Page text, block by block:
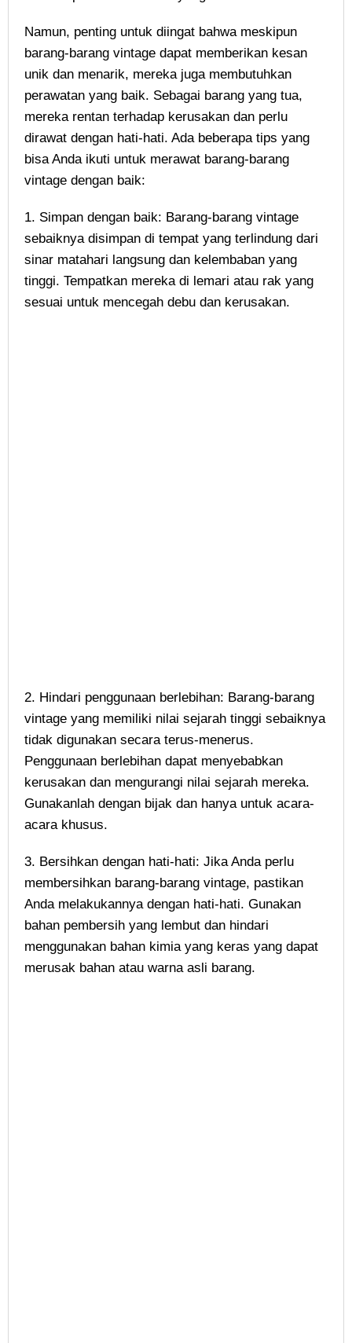
Namun, penting untuk diingat bahwa meskipun
barang-barang vintage dapat memberikan kesan
unik dan menarik, mereka juga membutuhkan
perawatan yang baik. Sebagai barang yang tua,
mereka rentan terhadap kerusakan dan perlu
dirawat dengan hati-hati. Ada beberapa tips yang
bisa Anda ikuti untuk merawat barang-barang
vintage dengan baik:
1. Simpan dengan baik: Barang-barang vintage
sebaiknya disimpan di tempat yang terlindung dari
sinar matahari langsung dan kelembaban yang
tinggi. Tempatkan mereka di lemari atau rak yang
sesuai untuk mencegah debu dan kerusakan.
2. Hindari penggunaan berlebihan: Barang-barang
vintage yang memiliki nilai sejarah tinggi sebaiknya
tidak digunakan secara terus-menerus.
Penggunaan berlebihan dapat menyebabkan
kerusakan dan mengurangi nilai sejarah mereka.
Gunakanlah dengan bijak dan hanya untuk acara-
acara khusus.
3. Bersihkan dengan hati-hati: Jika Anda perlu
membersihkan barang-barang vintage, pastikan
Anda melakukannya dengan hati-hati. Gunakan
bahan pembersih yang lembut dan hindari
menggunakan bahan kimia yang keras yang dapat
merusak bahan atau warna asli barang.